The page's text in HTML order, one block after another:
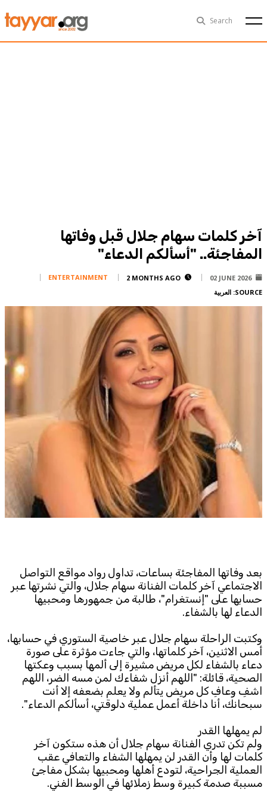
Search
Fri, Aug 7th 29°C
Corporate
Services
Horoscope
Polls
Writers
Legal
Privacy Policy
Cookies Policy
TTV
TTV Plus
Download the app
© 2025. All Rights Reserved. By Koein
آخر كلمات سهام جلال قبل وفاتها
المفاجئة.. "أسألكم الدعاء"
02 JUNE 2026
2 MONTHS AGO
ENTERTAINMENT
SOURCE: العربية
بعد وفاتها المفاجئة بساعات، تداول رواد مواقع التواصل
الاجتماعي آخر كلمات الفنانة سهام جلال، والتي نشرتها عبر
حسابها على "إنستغرام"، طالبة من جمهورها ومحبيها
الدعاء لها بالشفاء.
وكتبت الراحلة سهام جلال عبر خاصية الستوري في حسابها،
أمس الاثنين، آخر كلماتها، والتي جاءت مؤثرة على صورة
دعاء بالشفاء لكل مريض مشيرة إلى ألمها بسبب وعكتها
الصحية، قائلة: "اللهم أنزل شفاءك لمن مسه الضر، اللهم
اشفِ وعافِ كل مريض يتألم ولا يعلم بضعفه إلا أنت
سبحانك، أنا داخلة أعمل عملية دلوقتي، أسألكم الدعاء".
لم يمهلها القدر
ولم تكن تدري الفنانة سهام جلال أن هذه ستكون آخر
كلمات لها وأن القدر لن يمهلها الشفاء والتعافي عقب
العملية الجراحية، لتودع أهلها ومحبيها بشكل مفاجئ
مسببة صدمة كبيرة وسط زملائها في الوسط الفني.